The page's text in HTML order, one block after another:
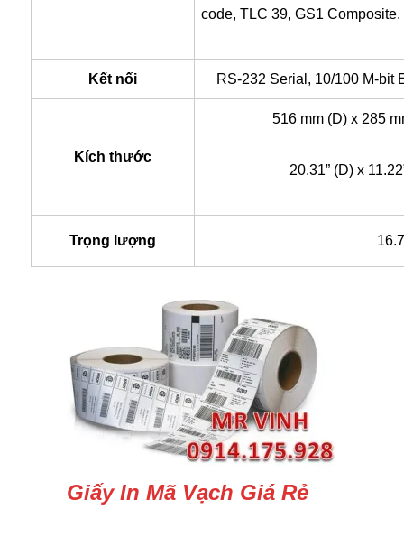
code, TLC 39, GS1 Composite.
Kết nối RS-232 Serial, 10/100 M-bit
Kích thước
516 mm (D) x 285
20.31” (D) x
Trọng lượng
Giấy In Mã Vạch Giá Rẻ